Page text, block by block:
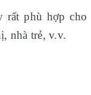
rất phù hợp cho
nhà trẻ, v.v.